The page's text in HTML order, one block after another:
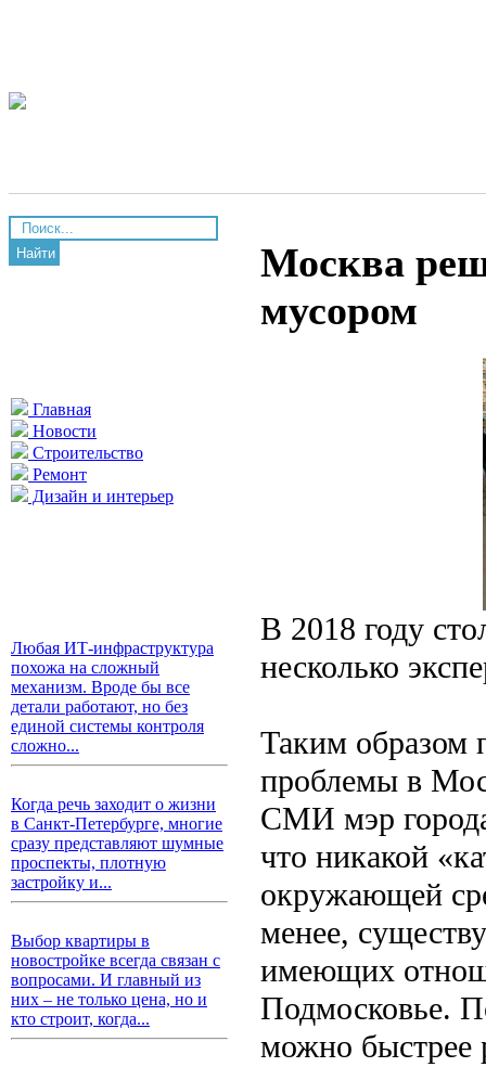
Найти
Главная
Новости
Строительство
Ремонт
Дизайн и интерьер
Любая ИТ-инфраструктура
похожа на сложный
механизм. Вроде бы все
детали работают, но без
единой системы контроля
сложно...
Когда речь заходит о жизни
в Санкт-Петербурге, многие
сразу представляют шумные
проспекты, плотную
застройку и...
Выбор квартиры в
новостройке всегда связан с
вопросами. И главный из
них – не только цена, но и
кто строит, когда...
Москва
мусором
В 2018 году
несколько
Таким образом
проблемы в
СМИ мэр
что никакой
окружающей
менее,
имеющих
Подмосковье.
можно быстрее